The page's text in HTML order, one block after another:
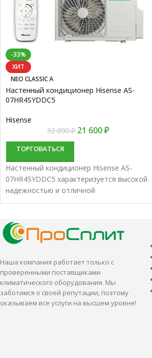
-33%
ХИТ
NEO CLASSIC A
Настенный кондиционер Hisense AS-
07HR4SYDDC5
Hisense
32 090₽ 21 600₽
ТОРГОВАТЬСЯ
Настенный кондиционер Hisense AS-
07HR4SYDDC5 характеризуется высокой
надежностью и отличной
производительностью. Настенные
для кондиционирования небольших и
средних помещений.
Наша компания работает только с
проверенными поставщиками
климатического оборудования. Мы
заботимся о своей репутации, поэтому
оказываем все услуги на высшем уровне!